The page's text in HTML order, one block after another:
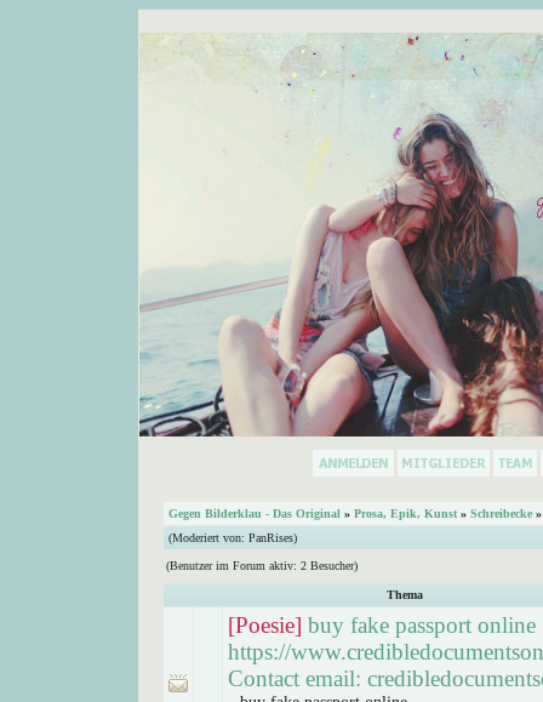
Gegen Bilderklau - Das Original » Prosa, Epik, Kunst » Schreibecke
(Moderiert von: PanRises)
(Benutzer im Forum aktiv: 2 Besucher)
Thema
[Poesie] buy fake passport online
https://
Contact email: